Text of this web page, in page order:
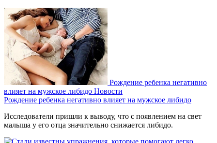
Рождение ребенка негативно
влияет на мужское либидо Новости
Рождение ребенка негативно влияет на мужское либидо
Исследователи пришли к выводу, что с появлением на свет
малыша у его отца значительно снижается либидо.